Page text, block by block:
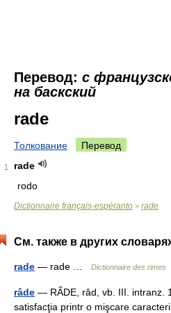
Перевод: с
на баскский
rade
Толкование Перевод
1
rade
rodo
Dictionnaire français-espéranto > rade
См. также в других
rade — rade … Dictionnaire des rimes
râde — RẤDE, râd, vb. III. intranz.
satisfacţia printr o mişcare